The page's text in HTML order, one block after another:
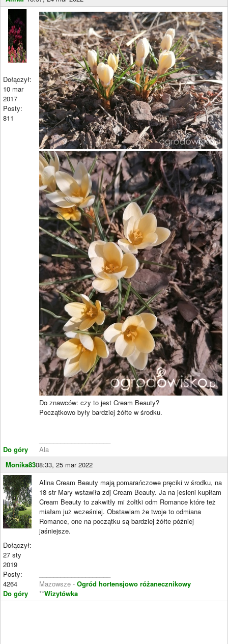
Dołączył:
10 mar
2017
Posty:
811
Do góry
Do znawców: czy to jest Cream Beauty?
Początkowo były bardziej żółte w środku.
Ala
Monika8308:33, 25 mar 2022
Dołączył:
27 sty
2019
Posty:
4264
Do góry
Alina Cream Beauty mają pomarańczowe pręciki w środku, na
18 str Mary wstawiła zdj Cream Beauty. Ja na jesieni kupiłam
Cream Beauty to zakwitły mi żołtki odm Romance które też
miałam już wcześniej. Obstawiam że twoje to odmiana
Romance, one na początku są bardziej żółte później
jaśniejsze.
Mazowsze - Ogród hortensjowo różanecznikowy
**Wizytówka